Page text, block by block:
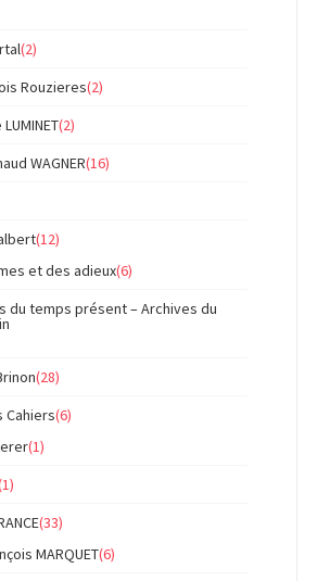
(2)
Rouzieres(2)
(2)
WAGNER(16)
(12)
et des adieux(6)
du temps présent – Archives du
(28)
Cahiers(6)
(1)
(33)
MARQUET(6)